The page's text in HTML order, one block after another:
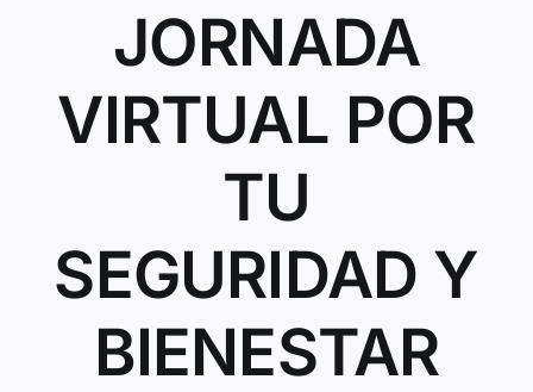
JORNADA
VIRTUAL POR
TU
SEGURIDAD Y
BIENESTAR